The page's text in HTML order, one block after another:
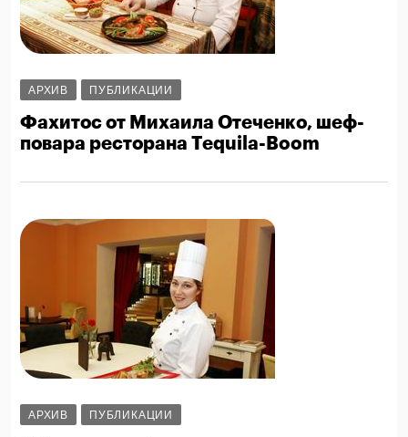
АРХИВ ПУБЛИКАЦИИ
Фахитос от Михаила Отеченко, шеф-
повара ресторана Tequila-Boom
АРХИВ ПУБЛИКАЦИИ